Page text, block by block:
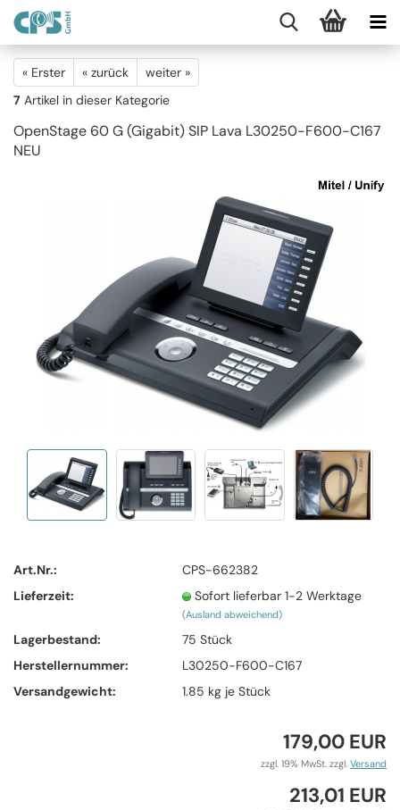
« Erster « zurück
weiter »
7 Artikel in dieser Kategorie
OpenStage 60 G (Gigabit) SIP Lava L30250-F600-C167
NEU
Art.Nr.:
CPS-662382
Lieferzeit:
Sofort lieferbar 1-2 Werktage
(Ausland abweichend)
Lagerbestand: 75Stück
Herstellernummer:
L30250-F600-C167
Versandgewicht:
1.85 kg je Stück
179,00 EUR
zzgl. 19% MwSt. zzgl. Versand
213,01 EUR